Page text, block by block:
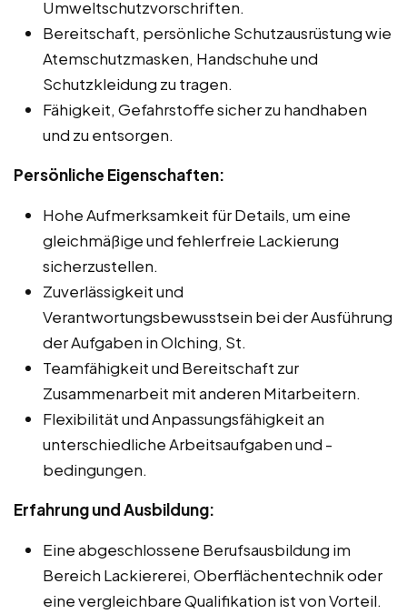
Umweltschutzvorschriften.
Bereitschaft, persönliche Schutzausrüstung wie
Atemschutzmasken, Handschuhe und
Schutzkleidung zu tragen.
Fähigkeit, Gefahrstoffe sicher zu handhaben
und zu entsorgen.
Persönliche Eigenschaften:
Hohe Aufmerksamkeit für Details, um eine
gleichmäßige und fehlerfreie Lackierung
sicherzustellen.
Zuverlässigkeit und
Verantwortungsbewusstsein bei der Ausführung
der Aufgaben in Olching, St.
Teamfähigkeit und Bereitschaft zur
Zusammenarbeit mit anderen Mitarbeitern.
Flexibilität und Anpassungsfähigkeit an
unterschiedliche Arbeitsaufgaben und -
bedingungen.
Erfahrung und Ausbildung:
Eine abgeschlossene Berufsausbildung im
Bereich Lackiererei, Oberflächentechnik oder
eine vergleichbare Qualifikation ist von Vorteil.